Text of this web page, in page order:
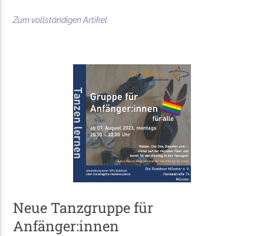
Zum vollständigen Artikel
Neue Tanzgruppe für
Anfänger:innen